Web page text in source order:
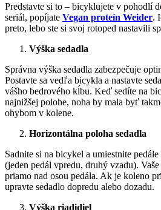
Predstavte si to – bicyklujete v pohodlí
seriál, popíjate Vegan proteín Weider.
preto, lebo ste si svoj rotoped nastavili
Výška sedadla
Správna výška sedadla zabezpečuje
Postavte sa vedľa bicykla a nastavte
vášho bedrového kĺbu. Keď sedíte na
najnižšej polohe, noha by mala byť
ohybom v kolene.
Horizontálna poloha sedadla
Sadnite si na bicykel a umiestnite
(jeden pedál vpredu, druhý vzadu).
priamo nad osou pedála. Ak je koleno
upravte sedadlo dopredu alebo dozadu.
Výška riadidiel